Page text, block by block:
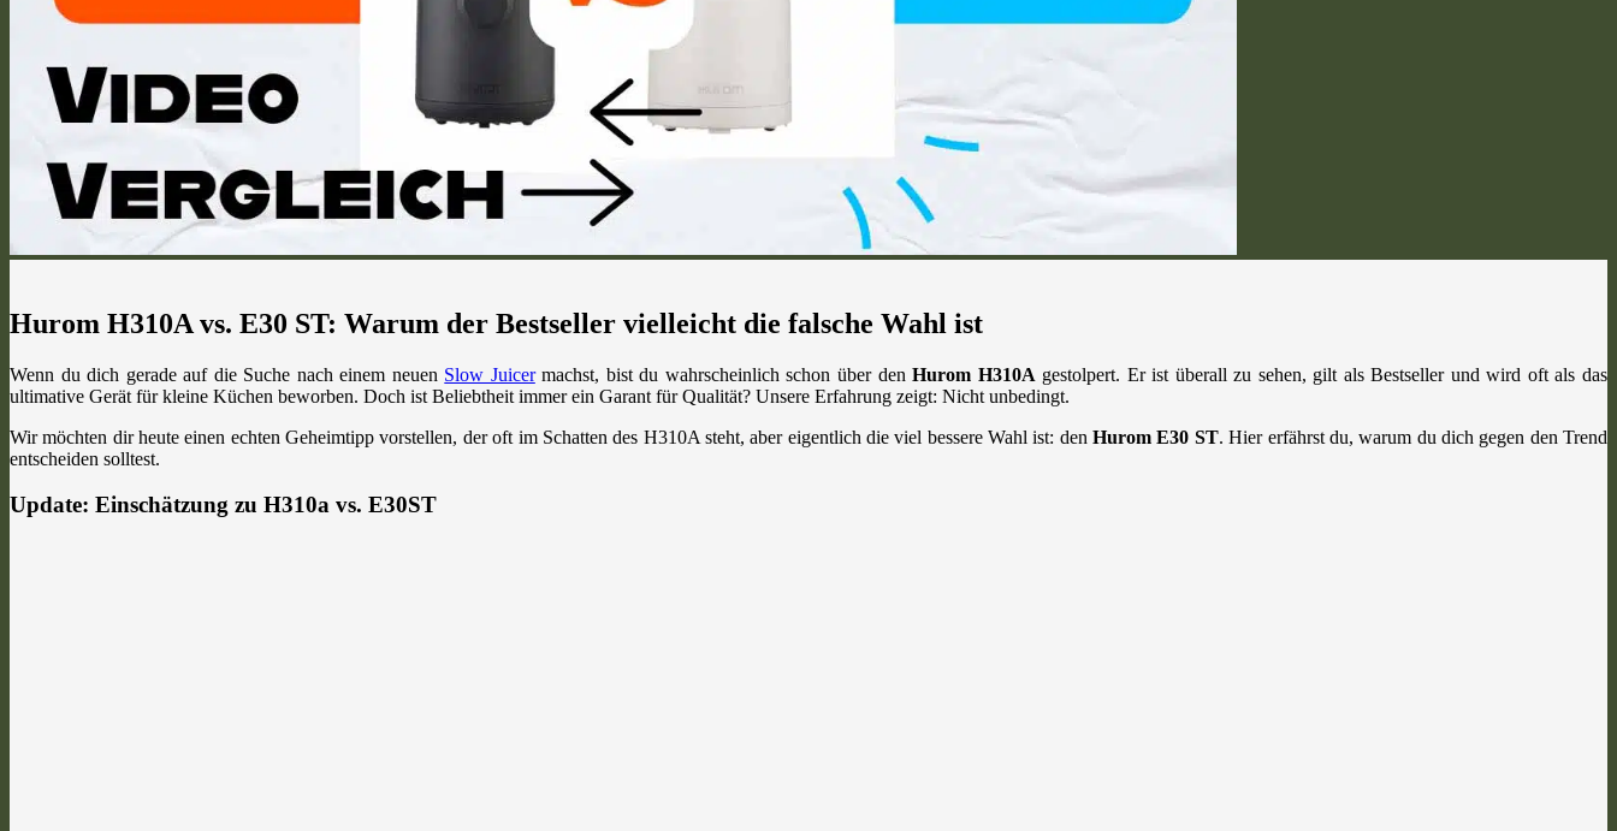
Hurom H310A vs. E30 ST: Warum der Bestseller vielleicht die falsche Wahl ist
Wenn du dich gerade auf die Suche nach einem neuen Slow Juicermachst, bist du wahrscheinlich schon über denHurom H310A gestolpert. Er ist überall zu sehen, gilt als Bestseller und wird oft als das
ultimative Gerät für kleine Küchen beworben. Doch ist Beliebtheit immer ein Garant für Qualität? Unsere Erfahrung zeigt: Nicht unbedingt.
Wir möchten dir heute einen echten Geheimtipp vorstellen, der oft im Schatten des H310A steht, aber eigentlich die viel bessere Wahl ist: denHurom E30 ST. Hier erfährst du, warum du dich gegen den Trend
entscheiden solltest.
Update: Einschätzung zu H310a vs. E30ST